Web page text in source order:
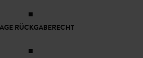
RÜCKGABERECHT